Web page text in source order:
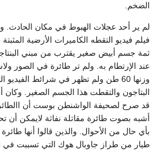
الضخم.
فيلم فيديو التقطه الكاميرات الأرضية
ثمة جسم أبيض صغير يقترب من مبني
عند الإرتطام به. ولم تر طائرة في الصور
وزنها 60 طن ولم تظهر في شرائط الفيديو
البتاجون والتقطت هذا الجسم الصغير. وكان
قد صرح لصحيفة الواشنطن بوست أن
بأي حال من الأحوال. والذين قالوا أنها
طيار من طراز جاوبال هوك التي تسببت في